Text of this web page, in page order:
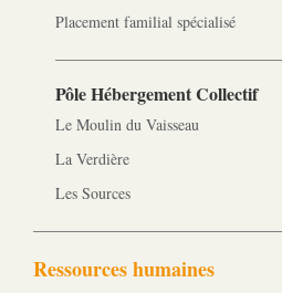
Placement familial spécialisé
Pôle Hébergement Collectif
Le Moulin du Vaisseau
La Verdière
Les Sources
Ressources humaines